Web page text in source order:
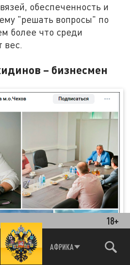
18+
АФРИКА
обеспеченность и
"решать вопросы" по
более что среди
– бизнесмен